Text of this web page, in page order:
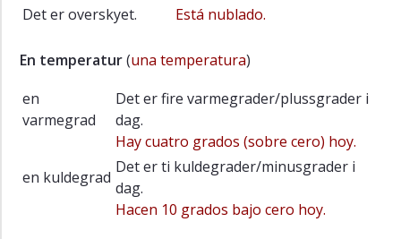
Det er overskyet.
Está nublado.
En temperatur(una temperatura)
en
varmegrad
Det er fire varmegrader/plussgrader i
dag.
Hay cuatro grados (sobre cero) hoy.
en kuldegrad
Det er ti kuldegrader/minusgrader i
dag.
Hacen 10 grados bajo cero hoy.